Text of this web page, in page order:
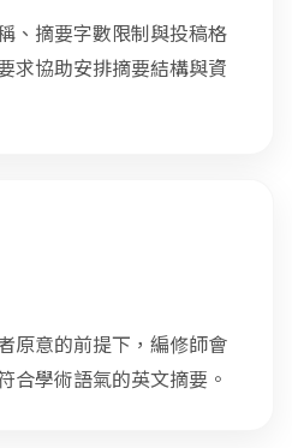
、摘要字數限制與投稿格
求協助安排摘要結構與資
原意的前提下，編修師會
合學術語氣的英文摘要。